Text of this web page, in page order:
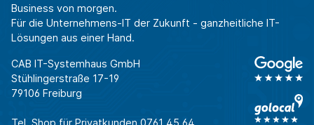
Business von morgen.
Für die Unternehmens-IT der Zukunft - ganzheitliche IT-
Lösungen aus einer Hand.
CAB IT-Systemhaus GmbH
Stühlingerstraße 17-19
79106 Freiburg